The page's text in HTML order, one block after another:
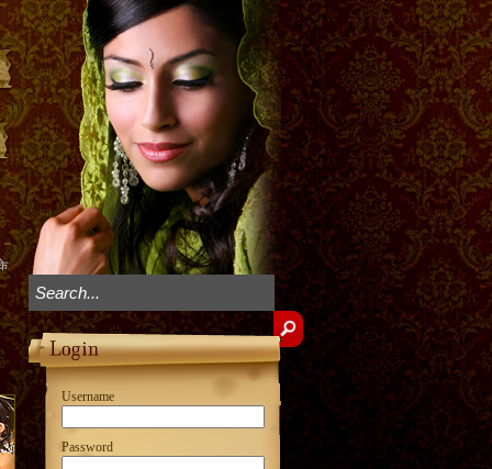
Username
Password